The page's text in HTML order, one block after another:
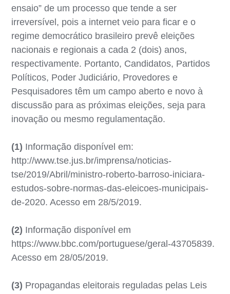
ensaio” de um processo que tende a ser
irreversível, pois a internet veio para ficar e o
regime democrático brasileiro prevê eleições
nacionais e regionais a cada 2 (dois) anos,
respectivamente. Portanto, Candidatos, Partidos
Políticos, Poder Judiciário, Provedores e
Pesquisadores têm um campo aberto e novo à
discussão para as próximas eleições, seja para
inovação ou mesmo regulamentação.
(1) Informação disponível em:
http://www.tse.jus.br/imprensa/noticias-
tse/2019/Abril/ministro-roberto-barroso-iniciara-
estudos-sobre-normas-das-eleicoes-municipais-
de-2020. Acesso em 28/5/2019.
(2) Informação disponível em
https://www.bbc.com/portuguese/geral-43705839.
Acesso em 28/05/2019.
(3) Propagandas eleitorais reguladas pelas Leis